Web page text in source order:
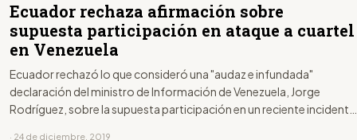
Ecuador rechaza afirmación sobre
supuesta participación en ataque a cuartel
en Venezuela
Ecuador rechazó lo que consideró una "audaz e infundada"
declaración del ministro de Información de Venezuela, Jorge
Rodríguez, sobre la supuesta participación en un reciente incidente
· 24 de diciembre, 2019